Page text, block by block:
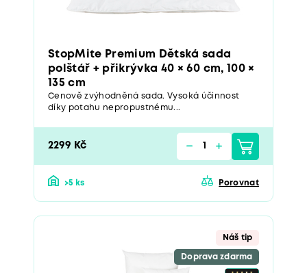
StopMite Premium Dětská sada
polštář + přikrývka 40 × 60 cm, 100 ×
135 cm
Cenově zvýhodněná sada. Vysoká účinnost
díky potahu nepropustnému...
2299 Kč
>5 ks Porovnat
Náš tip
Doprava zdarma